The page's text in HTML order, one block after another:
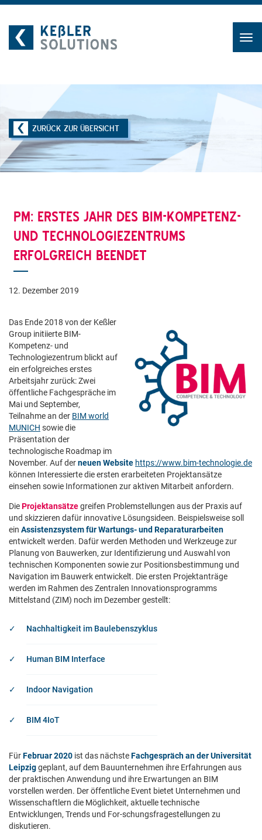
ZURÜCK ZUR ÜBERSICHT
PM: ERSTES JAHR DES BIM-KOMPETENZ-
UND TECHNOLOGIEZENTRUMS
ERFOLGREICH BEENDET
12. Dezember 2019
Das Ende 2018 von der Keßler
Group initiierte BIM-
Kompetenz- und
Technologiezentrum blickt auf
ein erfolgreiches erstes
Arbeitsjahr zurück: Zwei
öffentliche Fachgespräche im
Mai und September,
Teilnahme an der BIM world
MUNICH sowie die
Präsentation der
technologische Roadmap im
November. Auf derneuen Website https://www.bim-technologie.de
können Interessierte die ersten erarbeiteten Projektansätze
einsehen sowie Informationen zur aktiven Mitarbeit anfordern.
DieProjektansätzegreifen Problemstellungen aus der Praxis auf
und skizzieren dafür innovative Lösungsideen. Beispielsweise soll
ein Assistenzsystem für Wartungs- und Reparaturarbeiten
entwickelt werden. Dafür werden Methoden und Werkzeuge zur
Planung von Bauwerken, zur Identifizierung und Auswahl von
technischen Komponenten sowie zur Positionsbestimmung und
Navigation im Bauwerk entwickelt. Die ersten Projektanträge
werden im Rahmen des Zentralen Innovationsprogramms
Mittelstand (ZIM) noch im Dezember gestellt:
Nachhaltigkeit im Baulebenszyklus
Human BIM Interface
Indoor Navigation
BIM 4IoT
FürFebruar 2020 ist das nächsteFachgespräch an der Universität
Leipziggeplant, auf dem Bauunternehmen ihre Erfahrungen aus
der praktischen Anwendung und ihre Erwartungen an BIM
vorstellen werden. Der öffentliche Event bietet Unternehmen und
Wissenschaftlern die Möglichkeit, aktuelle technische
Entwicklungen, Trends und For-schungsfragestellungen zu
diskutieren.